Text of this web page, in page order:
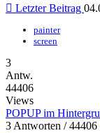
Letzter Beitrag
painter
screen
3
Antw.
44406
Views
POPUP im
3 Antworten /